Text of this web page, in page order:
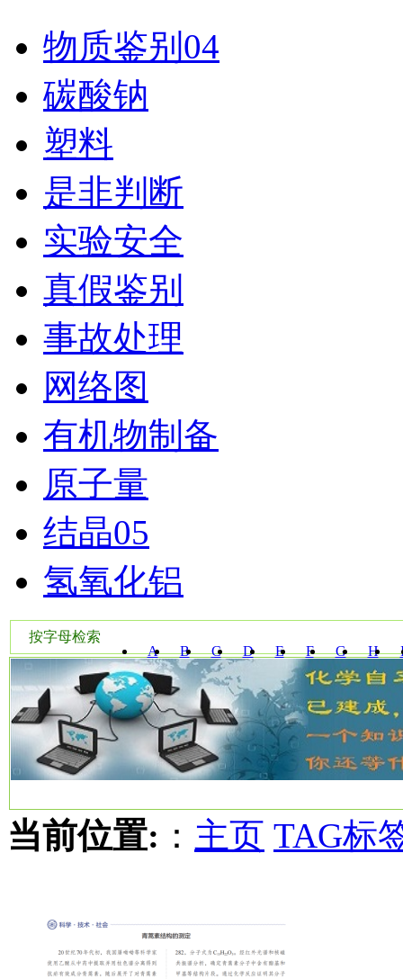
物质鉴别04
碳酸钠
塑料
是非判断
实验安全
真假鉴别
事故处理
网络图
有机物制备
原子量
结晶05
氢氧化铝
按字母检索
A
B C D E F G H
W Y
当前位置: ： 主页 TAG标